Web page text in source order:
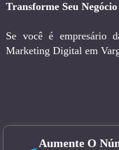
Transforme Seu
Se você é empresário
Marketing Digital em
Aumente O